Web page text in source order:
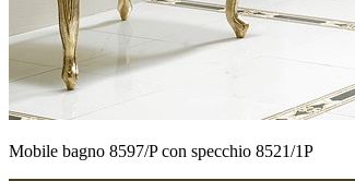
Mobile bagno 8597/P con specchio 8521/1P